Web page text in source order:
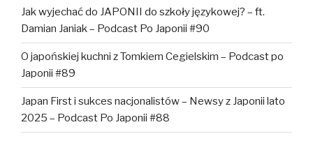
Jak wyjechać do JAPONII do szkoły językowej? – ft.
Damian Janiak – Podcast Po Japonii #90
O japońskiej kuchni z Tomkiem Cegielskim – Podcast po
Japonii #89
Japan First i sukces nacjonalistów – Newsy z Japonii lato
2025 – Podcast Po Japonii #88